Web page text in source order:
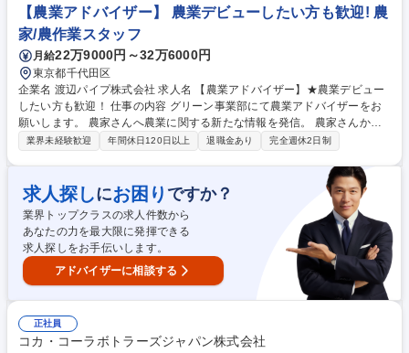
プとして、期待が大きい事業であり、福井工場についても設備の増強を実
施しています。ものづくりに興味のある方、是非お待ちしております！ 募
集職種 業界・職種未経験歓迎！【福井/製造職】森永乳業グループ/マイカ
ー通勤可
【農業アドバイザー】 農業デビューしたい方も歓迎! 農
家/農作業スタッフ
月給22万9000円～32万6000円
東京都千代田区
企業名 渡辺パイプ株式会社 求人名 【農業アドバイザー】★農業デビュー
したい方も歓迎！ 仕事の内容 グリーン事業部にて農業アドバイザーをお
願いします。 農家さんへ農業に関する新たな情報を発信。 農家さんから
のお困り事に対応。営農指導など。 《入社後の流れ》 まずはアドバイザ
～2年程度） ■植物の栽培管理や販売に関わる業務全般 ■いちごに関する栽
培業務全般（他トマト・ブルーベリーなど） ■ネット通販受注及び発送業
務 ■マルシェなどへの出張販売/キッチンカーによる販売/SNSの更新等 募
集職種 【農業アドバイザー】★農業デビューしたい方も歓迎！
業界未経験歓迎 年間休日120日以上 退職金あり 完全週休2日制
求人探しにお困り ですか？
業界トップクラスの求人件数から
あなたの力を最大限に発揮できる
求人探しをお手伝いします。
アドバイザーに相談する
正社員
コカ・コーラボトラーズジャパン株式会社